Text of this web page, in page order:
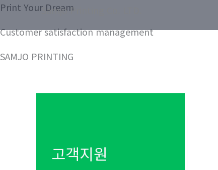
콘
츠
건
Samjo Printing Co. LTD.
Print Your Dream
Customer satisfaction management
SAMJO PRINTING
고객지원